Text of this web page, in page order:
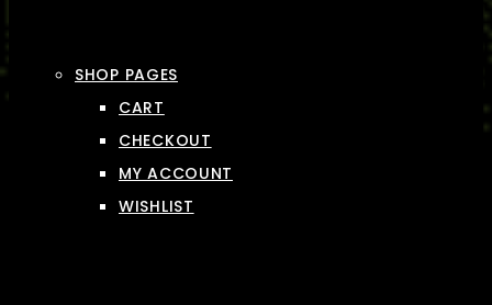
SHOP PAGES
CART
CHECKOUT
MY ACCOUNT
WISHLIST